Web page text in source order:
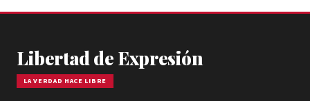
Libertad de Expresión
LA VERDAD HACE LIBRE